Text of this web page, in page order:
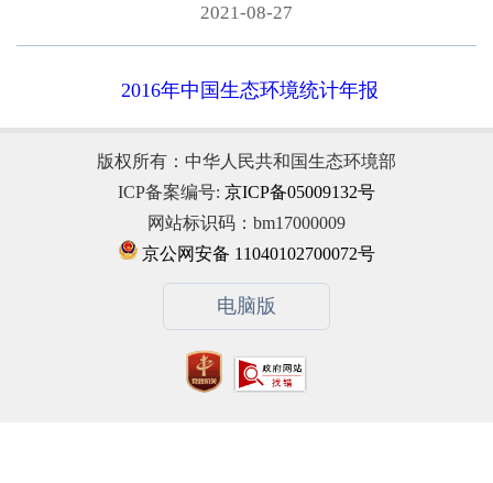
2021-08-27
2016年中国生态环境统计年报
版权所有：中华人民共和国生态环境部
ICP备案编号: 京ICP备05009132号
网站标识码：bm17000009
京公网安备 11040102700072号
电脑版